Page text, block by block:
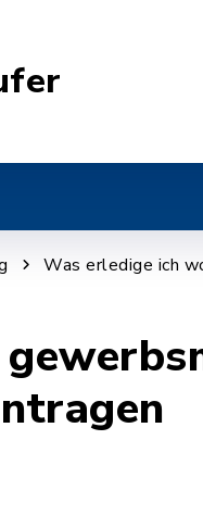
Was erledige ich